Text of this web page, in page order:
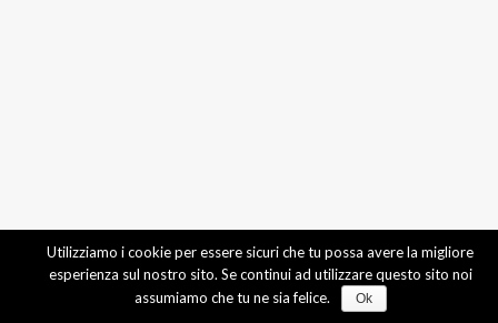
Utilizziamo i cookie per essere sicuri che tu possa avere la migliore
esperienza sul nostro sito. Se continui ad utilizzare questo sito noi
assumiamo che tu ne sia felice.
Ok